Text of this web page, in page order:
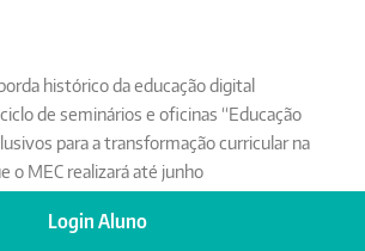
histórico da educação digital
de seminários e oficinas “Educação
para a transformação curricular na
o MEC realizará até junho
Login Aluno